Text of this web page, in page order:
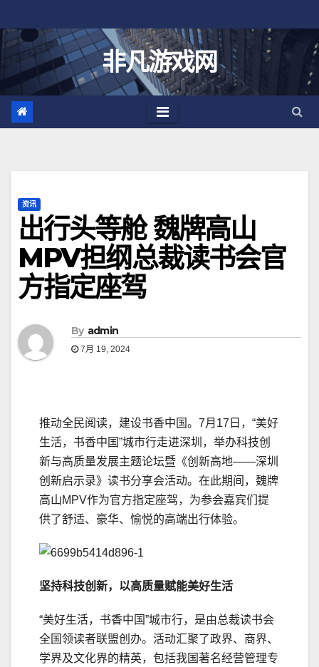
至
非凡游戏网
资讯
出行头等舱 魏牌高山
MPV担纲总裁读书会官
方指定座驾
By admin
7月 19, 2024
推动全民阅读，建设书香中国。7月17日，“美好
生活，书香中国”城市行走进深圳，举办科技创
新与高质量发展主题论坛暨《创新高地——深圳
创新启示录》读书分享会活动。在此期间，魏牌
高山MPV作为官方指定座驾，为参会嘉宾们提
供了舒适、豪华、愉悦的高端出行体验。
坚持科技创新，以高质量赋能美好生活
“美好生活，书香中国”城市行，是由总裁读书会
全国领读者联盟创办。活动汇聚了政界、商界、
学界及文化界的精英，包括我国著名经营管理专